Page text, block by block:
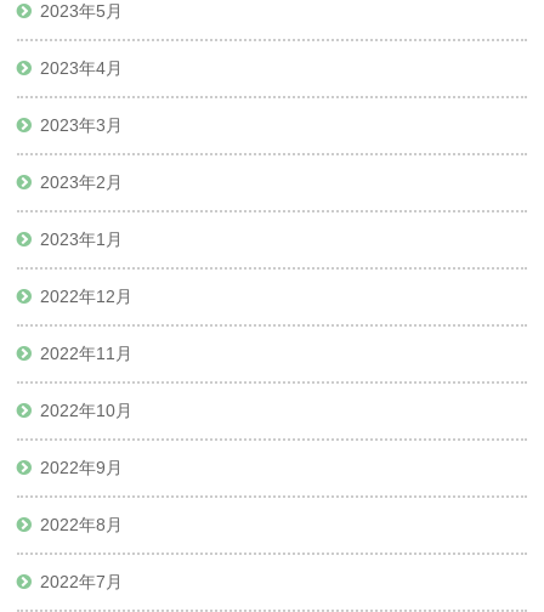
2023年5月
2023年4月
2023年3月
2023年2月
2023年1月
2022年12月
2022年11月
2022年10月
2022年9月
2022年8月
2022年7月